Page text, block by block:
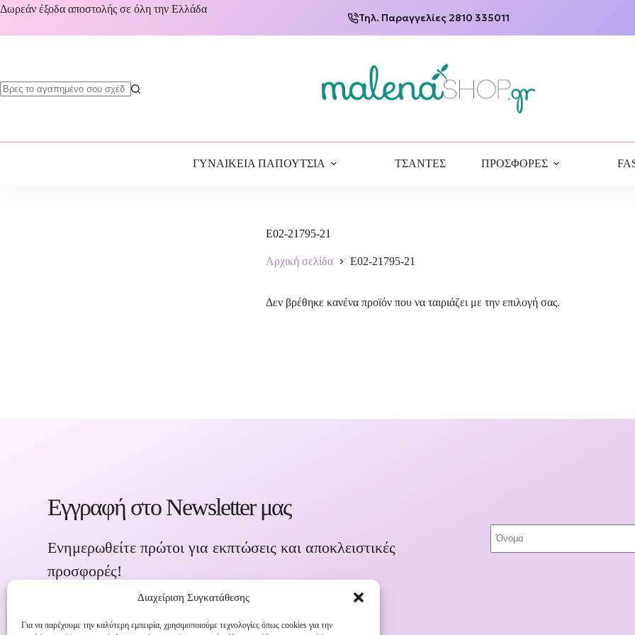
Διαχείριση Συγκατάθεσης
Για να παρέχουμε την καλύτερη εμπειρία, χρησιμοποιούμε τεχνολογίες όπως cookies για την
Δωρεάν έξοδα αποστολής σε όλη την Ελλάδα
Τηλ. Παραγγελίες 2810 335011
ΓΥΝΑΙΚΕΙΑ ΠΑΠΟΥΤΣΙΑ ΤΣΑΝΤΕΣ ΠΡΟΣΦΟΡΕΣ
E02-21795-21
Αρχική σελίδα E02-21795-21
Δεν βρέθηκε κανένα προϊόν που να ταιριάζει με την επιλογή σας.
Εγγραφή στο Newsletter μας
Ενημερωθείτε πρώτοι για εκπτώσεις και αποκλειστικές
προσφορές!